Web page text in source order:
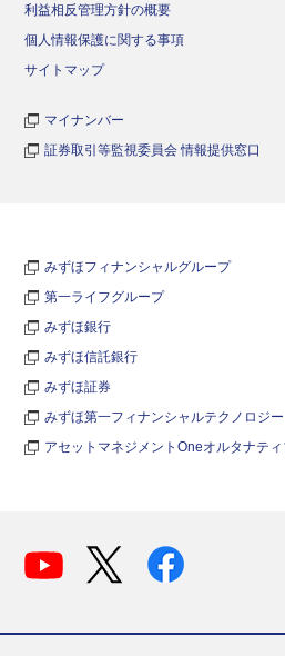
利益相反管理方針の概要
個人情報保護に関する事項
サイトマップ
マイナンバー
証券取引等監視委員会 情報提供窓口
みずほフィナンシャルグループ
第一ライフグループ
みずほ銀行
みずほ信託銀行
みずほ証券
みずほ第一フィナンシャルテクノロジー
アセットマネジメントOneオルタナテ